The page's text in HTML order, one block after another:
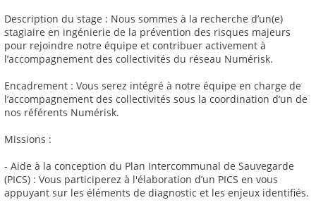
Description du stage : Nous sommes à la recherche d’un(e)
stagiaire en ingénierie de la prévention des risques majeurs
pour rejoindre notre équipe et contribuer activement à
l’accompagnement des collectivités du réseau Numérisk.
Encadrement : Vous serez intégré à notre équipe en charge de
l’accompagnement des collectivités sous la coordination d’un de
nos référents Numérisk.
Missions :
- Aide à la conception du Plan Intercommunal de Sauvegarde
(PICS) : Vous participerez à l'élaboration d’un PICS en vous
appuyant sur les éléments de diagnostic et les enjeux identifiés.